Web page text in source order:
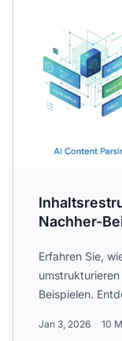
Nachher-
Erfahren Sie,
Beispielen.
Jan 3, 2026 10